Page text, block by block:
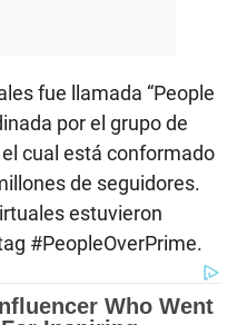
fue llamada “People
por el grupo de
cual está conformado
de seguidores.
estuvieron
#PeopleOverPrime.